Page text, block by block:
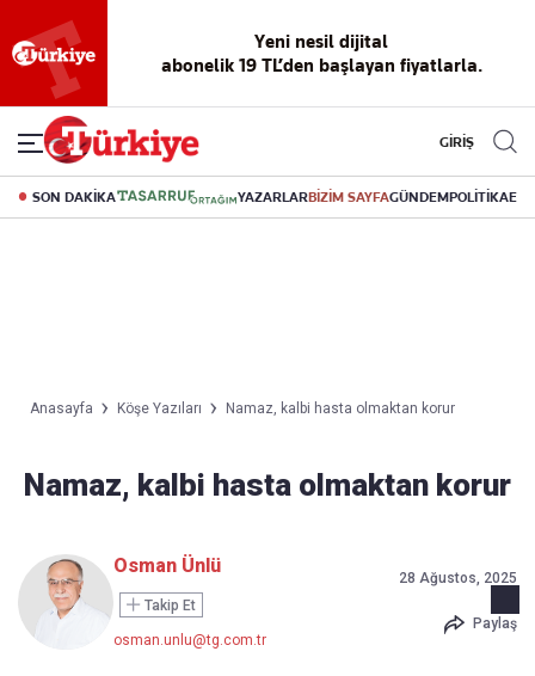
Yeni nesil dijital
abonelik 19 TL’den başlayan fiyatlarla.
GİRİŞ
SON DAKİKA YAZARLARBİZİM SAYFAGÜNDEMPOLİTİKA
Anasayfa Köşe Yazıları Namaz, kalbi hasta olmaktan korur
Namaz, kalbi hasta olmaktan korur
Osman Ünlü
Takip Et
osman.unlu@tg.com.tr
28 Ağustos, 2025
Paylaş